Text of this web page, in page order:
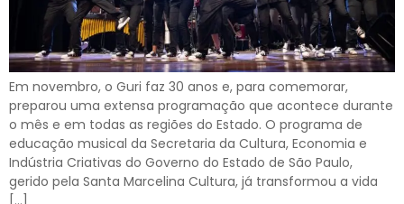
Em novembro, o Guri faz 30 anos e, para comemorar,
preparou uma extensa programação que acontece durante
o mês e em todas as regiões do Estado. O programa de
educação musical da Secretaria da Cultura, Economia e
Indústria Criativas do Governo do Estado de São Paulo,
gerido pela Santa Marcelina Cultura, já transformou a vida
[…]